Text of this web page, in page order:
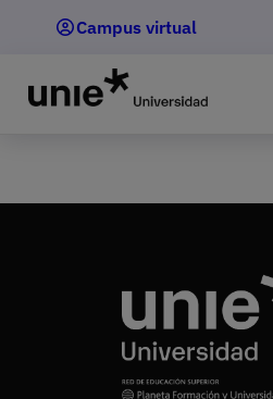
principal
Campus virtual